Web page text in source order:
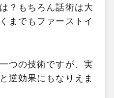
？もちろん話術は大
までもファーストイ
つの技術ですが、実
逆効果にもなりえま